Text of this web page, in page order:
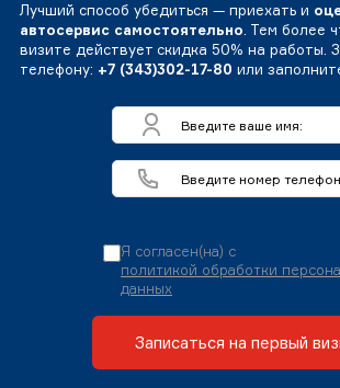
Лучший способ убедиться — приехать и
автосервис самостоятельно. Тем более
визите действует скидка 50% на работы.
телефону: +7 (343)302-17-80 или
Я согласен(на) с
политикой обработки
данных
Записаться на первый